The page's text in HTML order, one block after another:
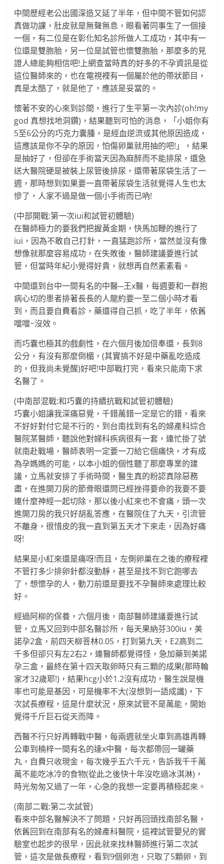
中間歷經老公出國深造又延了半年，但中間不管如何認
真做功課，肚皮就是無聲無息，眼看著同事生了一個接
一個，有二位是在彰化知名診所做人工成功，其中有一
位還是雙胞胎，另一位是試管也懷雙胞胎，那麼多的見
證人總能夠相信吧!上網查當時真的好多的不孕資訊是從
這位醫師來的，也在電視裡有一個屬於他的帶狀節目，
真是太酷了，就是他了，應該是妥當的。
懷著不安的心來到診間，進行了生平第一次內診(oh!my
god 真想找地洞鑽)，結果聽到可怕的消息，「小姐你有
5至6公分的巧克力囊腫，是經血逆流或其他原因造成，
這應該是你不孕的原因，怕傷卵巢就用抽的吧!」，結果
是抽好了，但卻在手術當天因為麻醉而不能排尿，還急
送大醫院硬是被裝上尿管後排尿，還帶著尿袋生活了一
週，那時想到如果要一直帶著尿袋生活就覺得人生也太
慘了，人家不過是做一個小手術而已吶!
(中部開戰:第一次iui和試管初體驗)
在醫師極力的要我們把握黃金期，快馬加鞭的進行了
iui，因為不敢自己打針，一直猛跑診所，當然並沒有像
想像就那麼容易成功，在失敗後，醫師建議要進行試
管，但當時年紀小覺得好貴，就想再自然素素看。
中間還到台中一間有名的中醫─王x醫，每週要和一群抱
病心切的患者排著長長的人龍約要一至二個小時才看
到，而且要自費看診，藥還得自己抓，吃了半年，依舊
噹噹~沒效。
而巧囊也極其的戲劇性，在六個月後加倍奉還，長到8
公分，有沒有那麼倒楣，(其實搞不好是中藥亂吃造成
的，但我尚未覺醒)好吧!中部戰打完，看來只能南下求
名醫了。
(中南部混戰:和巧囊的持續抗戰和試管初體驗)
巧囊小姐讓我深痛惡覺，千錯萬錯一定是它的錯，看來
不好好對付它是不行的，到台南找到有名的婦產科綜合
醫院某醫師，聽說他對婦科疾病很有一套，連忙掛了號
就南赴戰場，醫師表明一定要一刀給它個痛快，才有成
為孕媽媽的可能，以本小姐的個性聽了那麼專業的建
議，立馬就安排了手術時間，醫生真的粉認真除惡務
盡，在進開刀房的節骨眼還問已經挫得要命的我要不要
連什麼神經一起切除，那以後小紅來也不會痛，頭一次
進開刀房的我只好胡亂答應，在醫院住了九天，引流管
不離身，很惜皮的我一直到第五天才下來走，因為好痛
呀!
結果是小紅來還是痛呀!而且，左側卵巢在之後的療程裡
不管打多少排卵針都沒動靜，甚至是找不到它跑哪去
了，想懷孕的人，動刀前還是要找不孕醫師來處理比較
好。
經過阿柳的保養，六個月後，南部醫師建議要進行試
管，立馬又回到中部名醫診所，每天果納芬300iu，美
諾孕2盒，前四天柳菩林0.05，打到第九天，E2高到二
千多但卻只有左2右2，連醫師都覺得怪，急加藥到美諾
孕三盒，最終在第十四天取卵時只有三顆的成果(那時輪
家才32歲耶!)，結果hcg小於1.2沒有成功，醫生說是機
率也可能是基因，可是機率不大(沒想到一語成讖)，下
次試長療程，這是什麼狀況，原來試管不是萬能，開始
覺得千斤巨石從天而降。
西醫不行只好再轉戰中醫，每兩週就坐火車到高雄再轉
公車到楠梓一間有名的達x中醫，每次都帶回一罐藥
丸，自費只收現金，每次幾乎五六千元，告訴我千千萬
萬不能吃冰冷的食物(從此之後快十年沒吃過冰淇淋)，
時光匆匆又過了一年，心急的我想一定要再積極起來。
(南部二戰:第二次試管)
看來中部名醫解決不了問題，只好再回頭找南部名醫，
依舊回到在南部有名的婦產科醫院，這裡試管嬰兒的實
驗室也起步的很早，因此就來找林醫師進行第二次試
管，這次是做長療程，看到9個卵泡，只取了5顆卵，到